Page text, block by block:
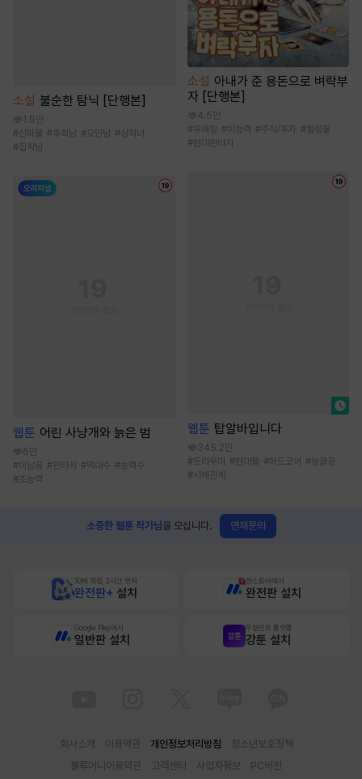
소설 불순한 탐닉 [단행본]
1.9만
#신파물 #후회남 #오만남 #상처녀
#집착남
웹툰 어린 사냥개와 늙은 범
6만
#미남공 #판타지 #떡대수 #능력수
#초능력
소설 아내가 준 용돈으로 벼락부
자 [단행본]
4.5만
#유쾌함 #이능력 #주식/투자 #힐링물
#현대판타지
웹툰 탑알바입니다
345.2만
#트라우마 #현대물 #하드코어 #능글공
#사제관계
소중한 웹툰 작가님을 모십니다. 연재문의
10배 적립, 2시간 먼저
완전판+ 설치
원스토어에서
완전판 설치
Google Play에서
일반판 설치
무협만화 플랫폼
강툰 설치
회사소개 이용약관 개인정보처리방침
청소년보호정책
블루머니이용약관
고객센터 사업자정보 PC버전